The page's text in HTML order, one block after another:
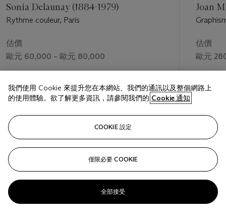
Sonia Delaunay (1884-1979)
Rythme couleur, Paris
估價
歐元 60,000 – 歐元 80,000
歐元 139,500
Joan
估價
歐元
歐元
下
我們使用 Cookie 來提升您在本網站、我們的通訊以及整個網路上
的使用體驗。欲了解更多資訊，請參閱我們的 Cookie 通知
COOKIE 設定
僅限必要 COOKIE
全部接受